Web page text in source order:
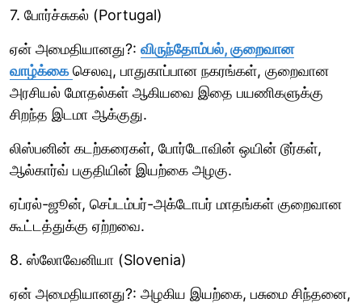
7. போர்ச்சுகல் (Portugal)
ஏன் அமைதியானது?: விருந்தோம்பல், குறைவான
வாழ்க்கை செலவு, பாதுகாப்பான நகரங்கள், குறைவான
அரசியல் மோதல்கள் ஆகியவை இதை பயணிகளுக்கு
சிறந்த இடமா ஆக்குது.
லிஸ்பனின் கடற்கரைகள், போர்டோவின் ஒயின் டூர்கள்,
ஆல்கார்வ் பகுதியின் இயற்கை அழகு.
ஏப்ரல்-ஜூன், செப்டம்பர்-அக்டோபர் மாதங்கள் குறைவான
கூட்டத்துக்கு ஏற்றவை.
8. ஸ்லோவேனியா (Slovenia)
ஏன் அமைதியானது?: அழகிய இயற்கை, பசுமை சிந்தனை,